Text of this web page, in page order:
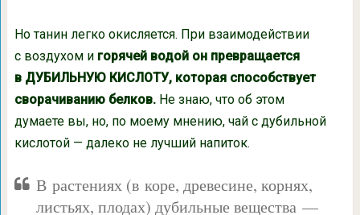
Но танин легко окисляется. При взаимодействии
с воздухом и горячей водой он превращается
в ДУБИЛЬНУЮ КИСЛОТУ, которая способствует
сворачиванию белков.Не знаю, что об этом
думаете вы, но, по моему мнению, чай с дубильной
кислотой — далеко не лучший напиток.
В растениях (в коре, древесине, корнях,
листьях, плодах) дубильные вещества —